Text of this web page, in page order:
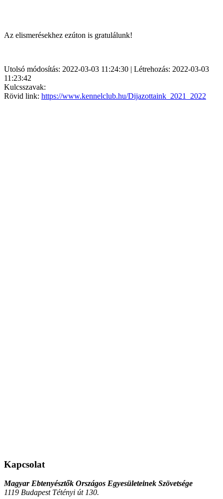
Az elismerésekhez ezúton is gratulálunk!
Utolsó módosítás: 2022-03-03 11:24:30 | Létrehozás: 2022-03-03
11:23:42
Kulcsszavak:
Rövid link: https://www.kennelclub.hu/Dijazottaink_2021_2022
Kapcsolat
Magyar Ebtenyésztők Országos Egyesületeinek Szövetsége
1119 Budapest Tétényi út 130.